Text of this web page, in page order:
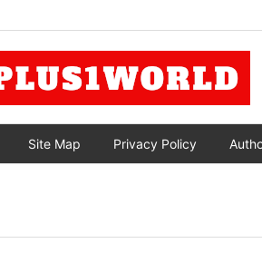
Site Map Privacy Policy